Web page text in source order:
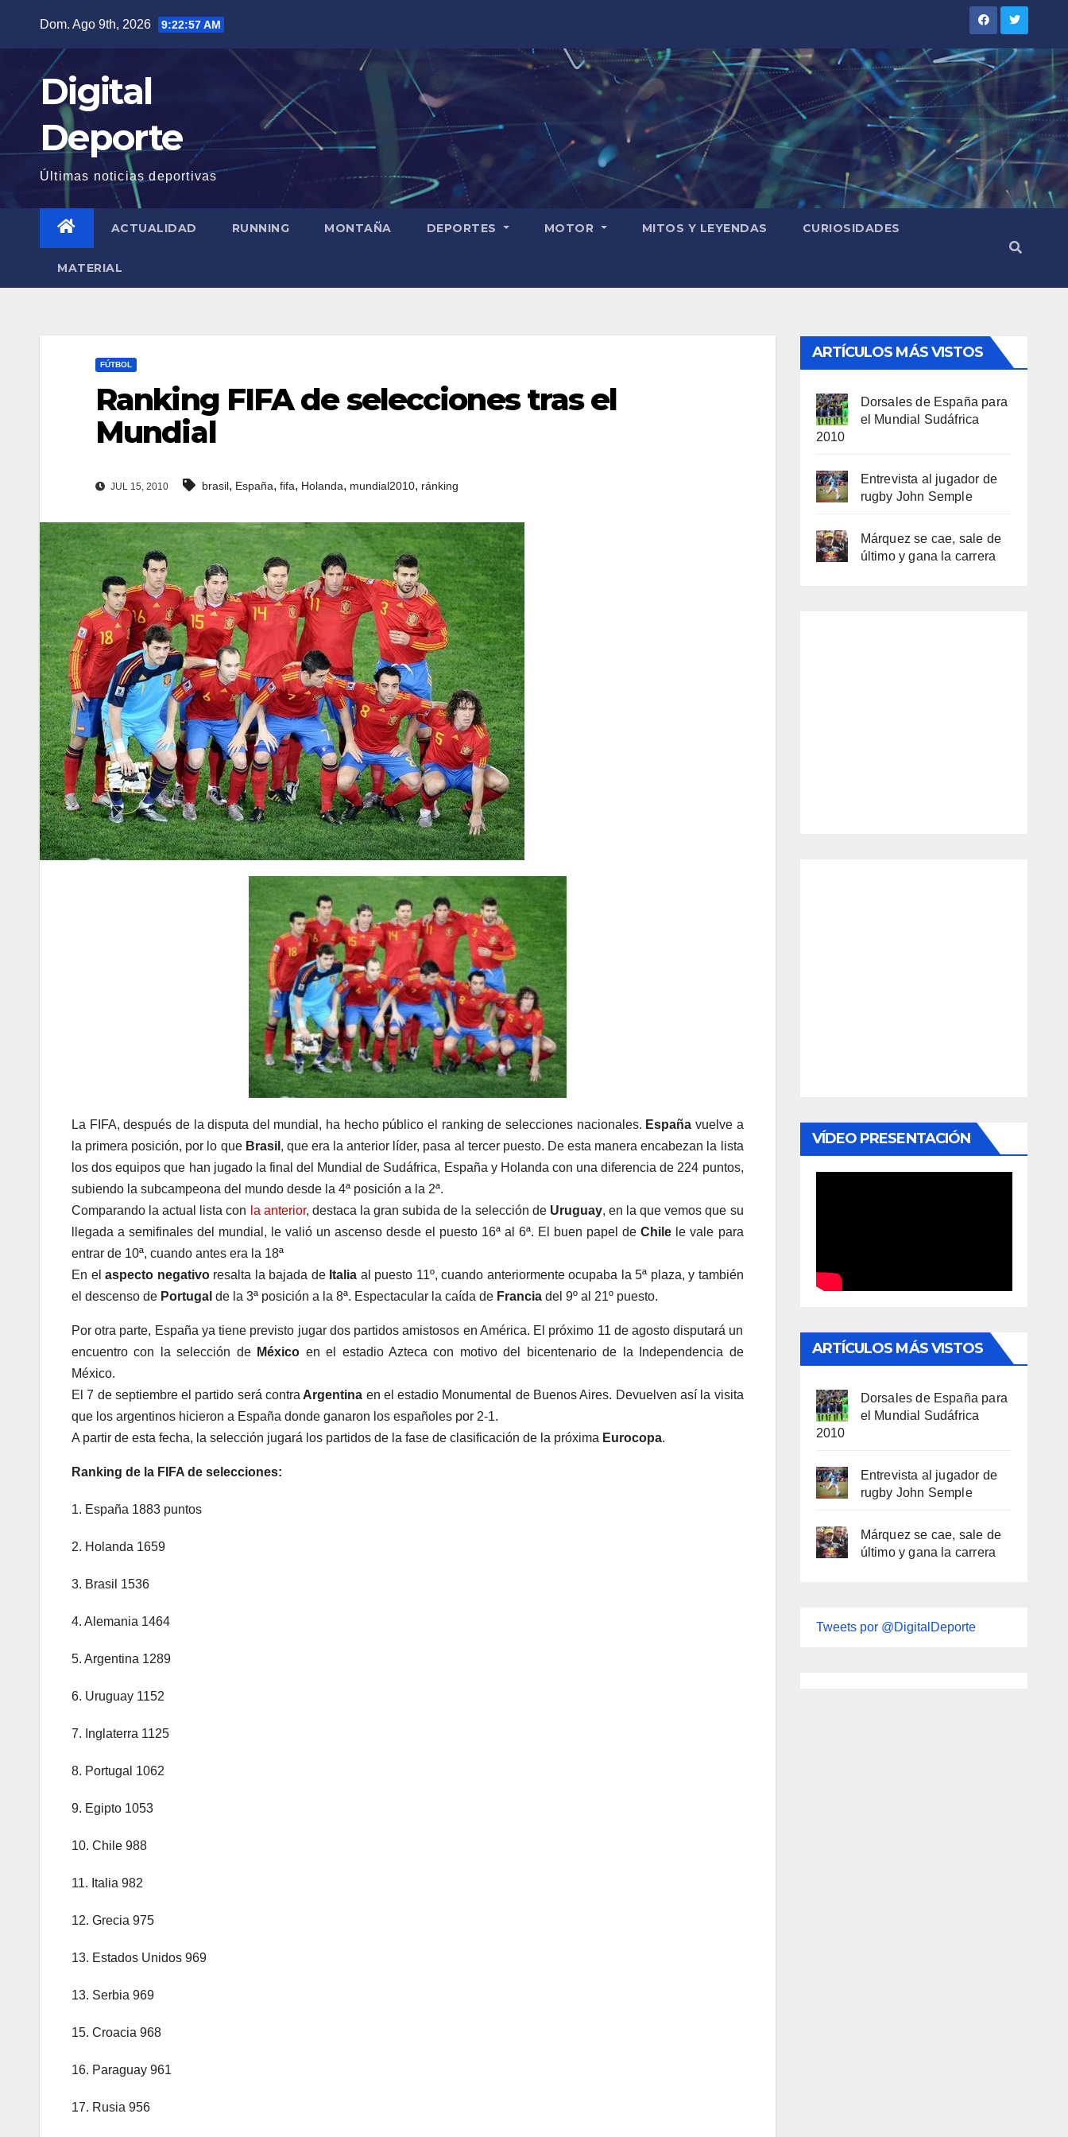
contenido
Dom. Ago 9th, 2026 9:22:58 AM
Digital
Deporte
Últimas noticias deportivas
ACTUALIDAD RUNNING MONTAÑA DEPORTES MOTOR MITOS Y LEYENDAS CURIOSIDADES
MATERIAL
FÚTBOL
Ranking FIFA de selecciones tras el
Mundial
JUL 15, 2010 brasil, España, fifa, Holanda, mundial2010, ránking
La FIFA, después de la disputa del mundial, ha hecho público el ranking de selecciones nacionales. España vuelve a
la primera posición, por lo que Brasil , que era la anterior líder, pasa al tercer puesto. De esta manera encabezan la lista
los dos equipos que han jugado la final del Mundial de Sudáfrica, España y Holanda con una diferencia de 224 puntos,
subiendo la subcampeona del mundo desde la 4ª posición a la 2ª.
Comparando la actual lista con la anterior, destaca la gran subida de la selección de Uruguay, en la que vemos que su
llegada a semifinales del mundial, le valió un ascenso desde el puesto 16ª al 6ª. El buen papel deChile le vale para
entrar de 10ª, cuando antes era la 18ª
En el aspecto negativoresalta la bajada de Italia al puesto 11º, cuando anteriormente ocupaba la 5ª plaza, y también
el descenso de Portugal de la 3ª posición a la 8ª. Espectacular la caída de Francia del 9º al 21º puesto.
Por otra parte, España ya tiene previsto jugar dos partidos amistosos en América. El próximo 11 de agosto disputará un
encuentro con la selección de México en el estadio Azteca con motivo del bicentenario de la Independencia de
México.
El 7 de septiembre el partido será contra Argentina en el estadio Monumental de Buenos Aires. Devuelven así la visita
que los argentinos hicieron a España donde ganaron los españoles por 2-1.
A partir de esta fecha, la selección jugará los partidos de la fase de clasificación de la próxima Eurocopa.
Ranking de la FIFA de selecciones:
1. España 1883 puntos
2. Holanda 1659
3. Brasil 1536
4. Alemania 1464
5. Argentina 1289
6. Uruguay 1152
7. Inglaterra 1125
8. Portugal 1062
9. Egipto 1053
10. Chile 988
11. Italia 982
12. Grecia 975
13. Estados Unidos 969
13. Serbia 969
15. Croacia 968
16. Paraguay 961
17. Rusia 956
ARTÍCULOS MÁS VISTOS
Dorsales de España para
el Mundial Sudáfrica
2010
Entrevista al jugador de
rugby John Semple
Márquez se cae, sale de
último y gana la carrera
VÍDEO PRESENTACIÓN
ARTÍCULOS MÁS VISTOS
Dorsales de España para
el Mundial Sudáfrica
2010
Entrevista al jugador de
rugby John Semple
Márquez se cae, sale de
último y gana la carrera
Tweets por @DigitalDeporte